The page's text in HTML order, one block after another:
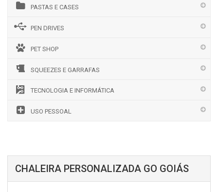
PASTAS E CASES
PEN DRIVES
PET SHOP
SQUEEZES E GARRAFAS
TECNOLOGIA E INFORMÁTICA
USO PESSOAL
CHALEIRA PERSONALIZADA GO GOIÁS